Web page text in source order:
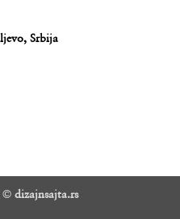
Srbija
© dizajnsajta.rs